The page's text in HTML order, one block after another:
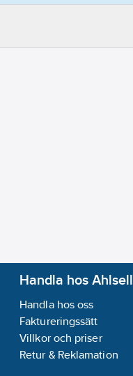
Handla hos Ahlsell
Handla hos oss
Faktureringssätt
Villkor och priser
Retur & Reklamation